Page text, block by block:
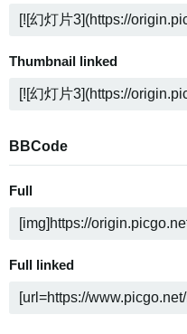
Thumbnail linked
BBCode
Full
Full linked